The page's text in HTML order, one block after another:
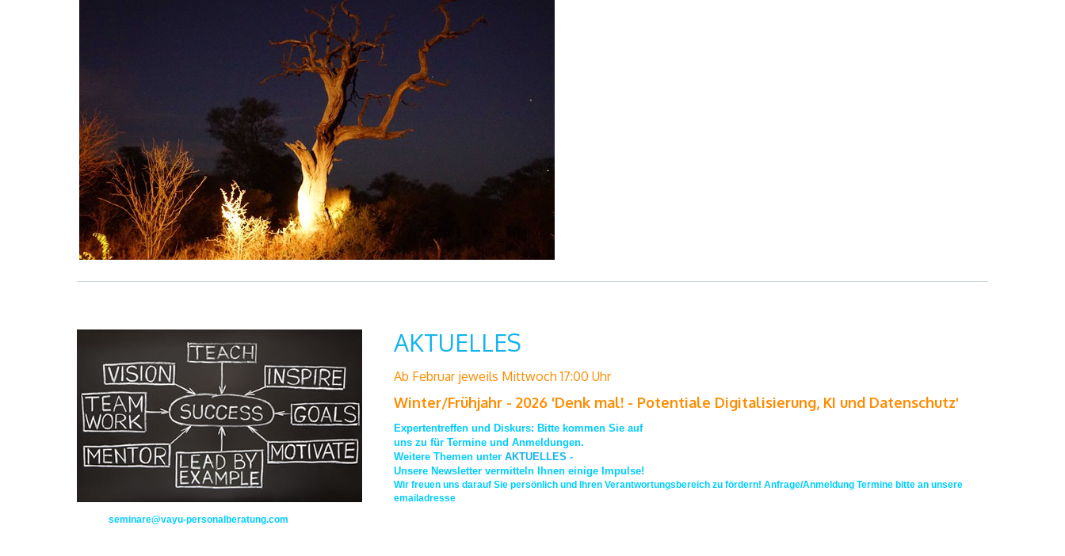
AKTUELLES
Ab Februar jeweils Mittwoch 17:00 Uhr
Winter/Frühjahr - 2026 'Denk mal! - Potentiale Digitalisierung, KI und Datenschutz'
Expertentreffen und Diskurs: Bitte kommen Sie auf
uns zu für Termine und Anmeldungen.
Weitere Themen unter AKTUELLES -
Unsere Newsletter vermitteln Ihnen einige Impulse!
Wir freuen uns darauf Sie persönlich und Ihren Verantwortungsbereich zu fördern! Anfrage/Anmeldung Termine bitte an unsere
emailadresse
seminare@vayu-personalberatung.com